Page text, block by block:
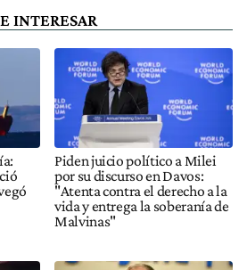
INTERESAR
Piden juicio político a Milei
por su discurso en Davos:
"Atenta contra el derecho a la
vida y entrega la soberanía de
Malvinas"